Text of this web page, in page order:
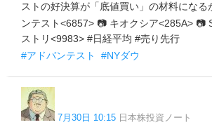
ストの好決算が「底値買い」の材料になる
ンテスト<6857> 📷 キオクシア<285A> 📷
ストリ<9983> #日経平均 #売り先行
#アドバンテスト
#NYダウ
7月30日 10:15 日本株投資ノート